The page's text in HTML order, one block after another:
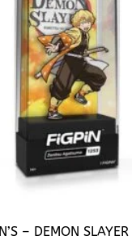
– DEMON